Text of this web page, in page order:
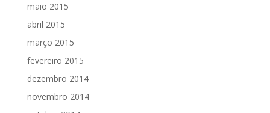
maio 2015
abril 2015
março 2015
fevereiro 2015
dezembro 2014
novembro 2014